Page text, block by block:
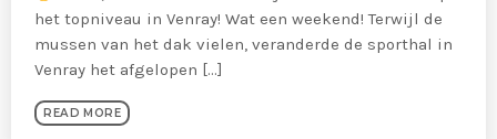
het topniveau in Venray! Wat een weekend! Terwijl de
mussen van het dak vielen, veranderde de sporthal in
Venray het afgelopen [...]
READ MORE